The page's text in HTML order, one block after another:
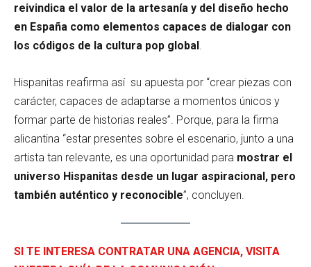
reivindica el valor de la artesanía y del diseño hecho
en España como elementos capaces de dialogar con
los códigos de la cultura pop global
Hispanitas reafirma así su apuesta por “crear piezas con
carácter, capaces de adaptarse a momentos únicos y
formar parte de historias reales”. Porque, para la firma
alicantina “estar presentes sobre el escenario, junto a una
artista tan relevante, es una oportunidad para mostrar el
universo Hispanitas desde un lugar aspiracional, pero
también auténtico y reconocible”, concluyen.
SI TE INTERESA CONTRATAR UNA AGENCIA, VISITA